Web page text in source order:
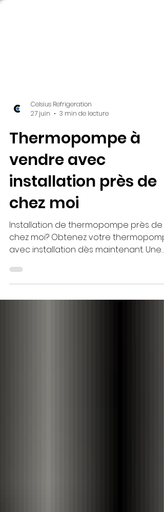
27 juin
3 min de lecture
Thermopompe à
vendre avec
installation près de
chez moi
Installation de thermopompe près de
chez moi? Obtenez votre
généralement entre 3 500 $ et 6 000 $